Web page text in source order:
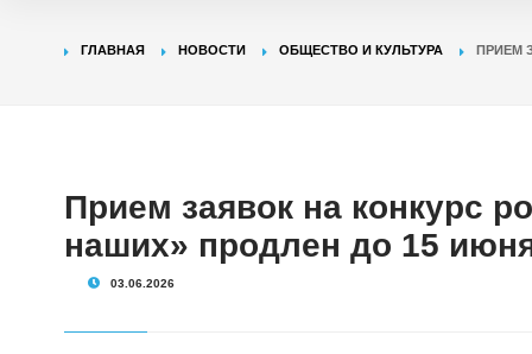
предстоящему
Глава КЧР Рашид
Малый Зеленчук на 42-м
ГЛАВНАЯ
НОВОСТИ ОБЩЕСТВО И КУЛЬТУРА ПРИЕМ
Прием заявок на конкурс
наших» продлен до 15
03.06.2026